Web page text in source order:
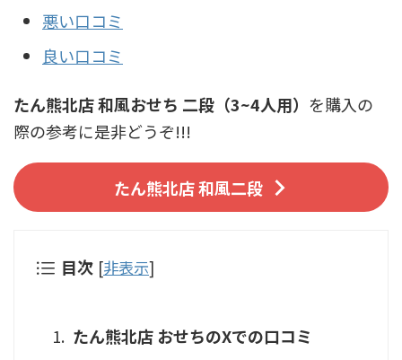
悪い口コミ
良い口コミ
たん熊北店 和風おせち 二段（3~4人用） を購入の
際の参考に是非どうぞ!!!
たん熊北店 和風二段
目次 [非表示]
たん熊北店 おせちのXでの口コミ